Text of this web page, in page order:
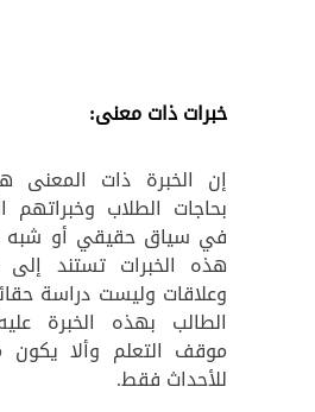
خبرات ذات معنى:
إن الخبرة ذات المعنى
بحاجات الطلاب وخبراتهم
في سياق حقيقي أو شبه
هذه الخبرات تستند
وعلاقات وليست دراسة
الطالب بهذه الخبرة
موقف التعلم وألا
للأحداث فقط.